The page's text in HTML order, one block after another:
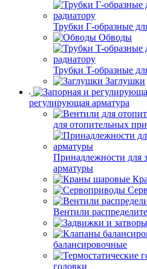
Трубки Г-образные
Обводы
Трубки T-образные
Заглушки
регулирующая арматура
для отопительных
Принадлежности для
арматуры
Вентили
балансировочные
головки